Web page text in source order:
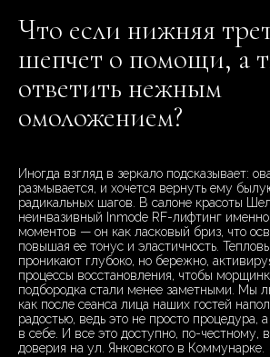
Что если нижняя
шепчет о помощи, а
ответить нежным
омоложением?
Иногда взгляд в зеркало подсказывает:
размывается, и хочется вернуть ему
радикальных шагов. В салоне красоты
неинвазивный Inmode RF-лифтинг
моментов — он как ласковый бриз, что
повышая ее тонус и эластичность.
проникают глубоко, но бережно,
процессы восстановления, чтобы
подбородка стали менее заметными. Мы
как после сеанса лица наших гостей
радостью, ведь это не просто процедура,
в себе. И все это доступно, по-честному,
доверия на ул. Янковского в Коммунарке.